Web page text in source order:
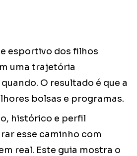
esportivo dos filhos
uma trajetória
O resultado é que a
bolsas e programas.
histórico e perfil
esse caminho com
real. Este guia mostra o